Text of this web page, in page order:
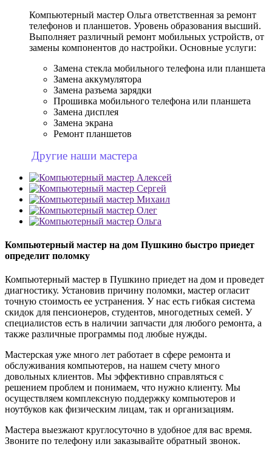
Компьютерный мастер Ольга ответственная за ремонт
телефонов и планшетов. Уровень образования высший.
Выполняет различный ремонт мобильных устройств, от
замены компонентов до настройки. Основные услуги:
Замена стекла мобильного телефона или планшета
Замена аккумулятора
Замена разъема зарядки
Прошивка мобильного телефона или планшета
Замена дисплея
Замена экрана
Ремонт планшетов
Другие наши мастера
Компьютерный мастер на дом Пушкино быстро приедет
определит поломку
Компьютерный мастер в Пушкино приедет на дом и проведет
диагностику. Установив причину поломки, мастер огласит
точную стоимость ее устранения. У нас есть гибкая система
скидок для пенсионеров, студентов, многодетных семей. У
специалистов есть в наличии запчасти для любого ремонта, а
также различные программы под любые нужды.
Мастерская уже много лет работает в сфере ремонта и
обслуживания компьютеров, на нашем счету много
довольных клиентов. Мы эффективно справляться с
решением проблем и понимаем, что нужно клиенту. Мы
осуществляем комплексную поддержку компьютеров и
ноутбуков как физическим лицам, так и организациям.
Мастера выезжают круглосуточно в удобное для вас время.
Звоните по телефону или заказывайте обратный звонок.